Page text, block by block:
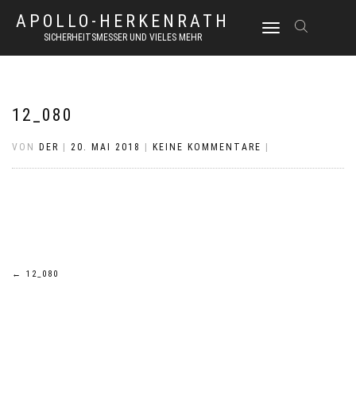
APOLLO-HERKENRATH
SICHERHEITSMESSER UND VIELES MEHR
NAVIGATION
12_080
VON DER 20. MAI 2018 KEINE KOMMENTARE
Beitrags-
← 12_080